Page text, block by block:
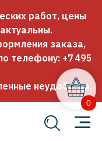
работ, цены
заказа,
телефону: +7 495
неудобства.
0